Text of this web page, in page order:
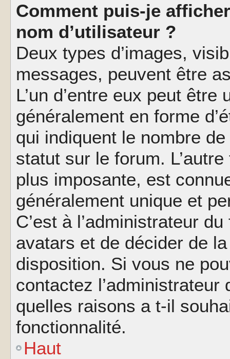
Comment puis-je
nom d’utilisateur ?
Deux types d’images,
messages, peuvent être
L’un d’entre eux peut
généralement en forme
qui indiquent le nombre
statut sur le forum.
plus imposante, est
généralement unique et
C’est à l’administrateur
avatars et de décider de
disposition. Si vous ne
contactez
quelles raisons a t-il
fonctionnalité.
Haut